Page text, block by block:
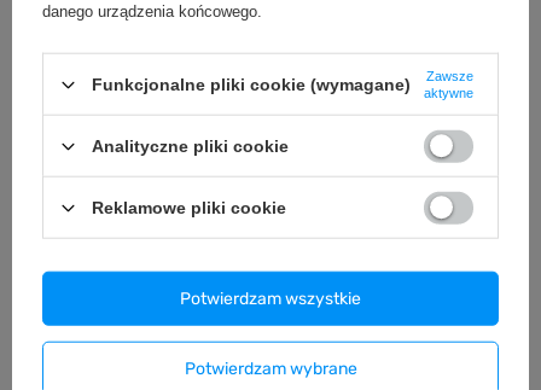
OPINIE (0)
Potrzebujesz pomocy? Masz pytania?
Zadaj pytanie a my odpowiemy
niezwłocznie, najciekawsze pytania i
odpowiedzi publikując dla innych.
danego urządzenia końcowego.
Funkcjonalne pliki cookie (wymagane)
Zawsze
aktywne
Analityczne pliki cookie
Reklamowe pliki cookie
Potwierdzam wybrane
Potwierdzam wszystkie